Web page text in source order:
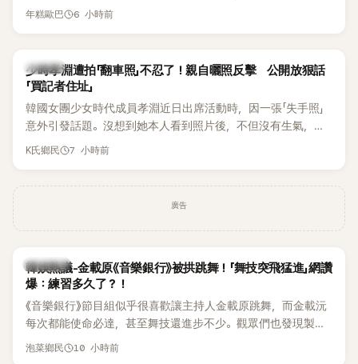
堪回首的戀愛經歷，自爆曾遭前女友過度控制，不僅走到哪都
年糕歐巴 6 小時前
K-POP
少時孝淵遭拍「翻車照」不忍了！親自曬照反擊 公開放狠話
「買記者住址」
韓國女團少女時代成員孝淵近日出席活動時，因一張「失手照」
意外引發話題。沒想到她本人看到照片後，不但沒有生氣，反
而親自把照片放上IG限時動態開玩笑，甚至幽默喊話要「買記者
K氏鄉民 7 小時前
廣告
熱議討論
韓娛熱議-金載原《音樂銀行》被拱跳舞！「舞技突飛猛進」網讚
爆：練習多久了？！
《音樂銀行》節目組似乎很喜歡讓主持人金載原跳舞，而金載沅
每次都能使命必達，甚至舞技還進步不少。觀眾們也發現製作
單位對此樂此不疲。
泡菜鄉民 10 小時前